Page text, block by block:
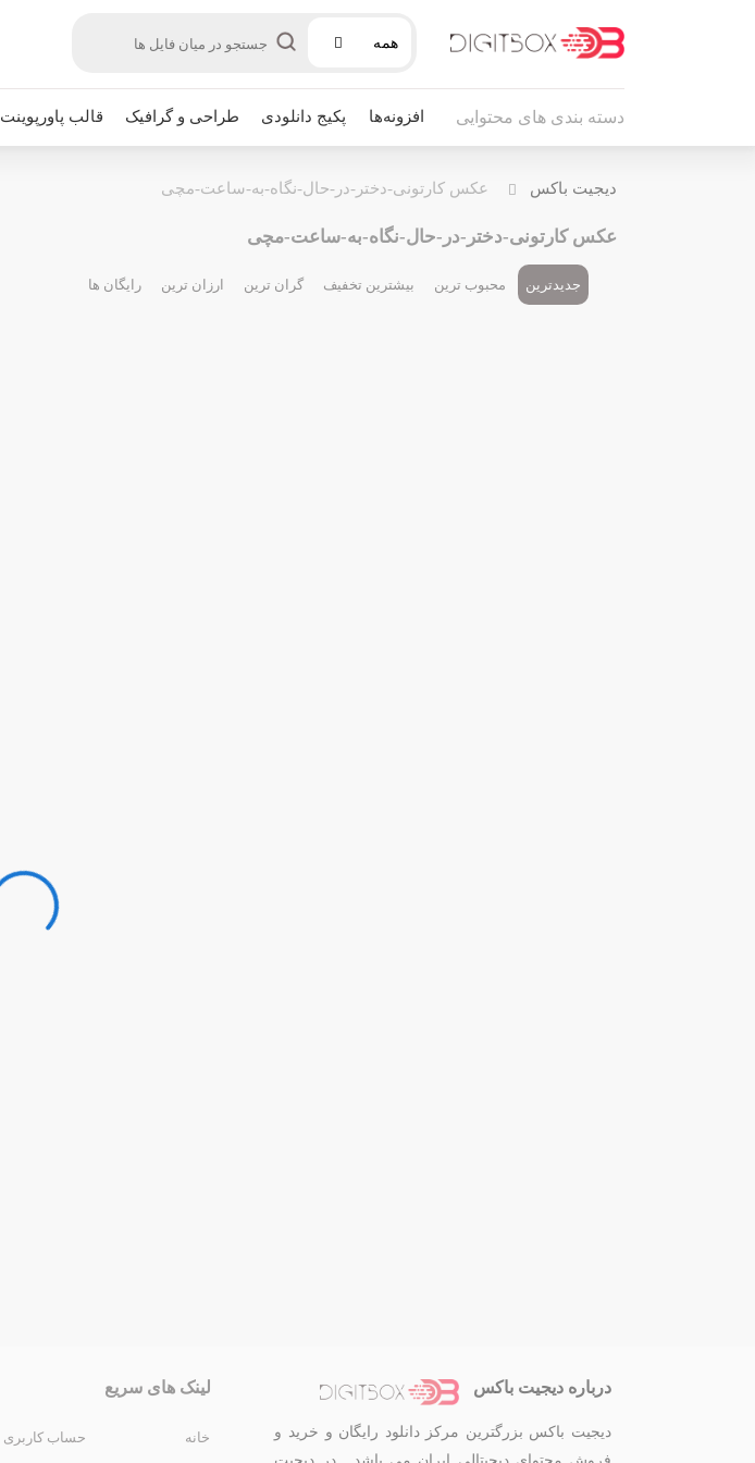
همه
دسته بندی های محتوایی افزونه‌ها پکیج دانلودی طراحی و گرافیک قالب پاورپوینت
دیجیت باکس عکس کارتونی-دختر-در-حال-نگاه-به-ساعت-مچی
عکس کارتونی-دختر-در-حال-نگاه-به-ساعت-مچی
جدیدترین محبوب ترین بیشترین تخفیف گران ترین ارزان ترین رایگان ها
درباره دیجیت باکس
دیجیت باکس بزرگترین مرکز دانلود رایگان و خرید و
لینک های سریع
خانه حساب کاربری